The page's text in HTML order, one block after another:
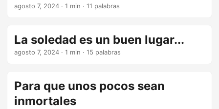
agosto 7, 2024 · 1 min · 11 palabras
La soledad es un buen lugar...
agosto 7, 2024 · 1 min · 15 palabras
Para que unos pocos sean
inmortales